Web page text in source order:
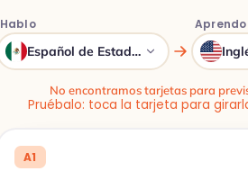
Hablo
Español de Estados Unidos
Aprendo
No encontramos tarjetas para
Pruébalo: toca la tarjeta para
A1